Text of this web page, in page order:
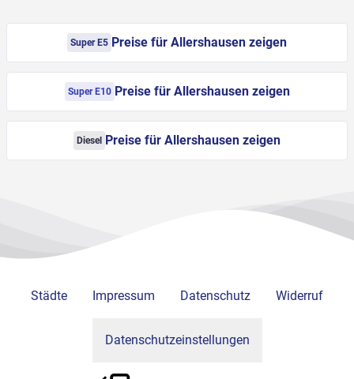
Super E5 Preise für Allershausen zeigen
Super E10 Preise für Allershausen zeigen
Diesel Preise für Allershausen zeigen
Städte Impressum Datenschutz Widerruf
Datenschutzeinstellungen